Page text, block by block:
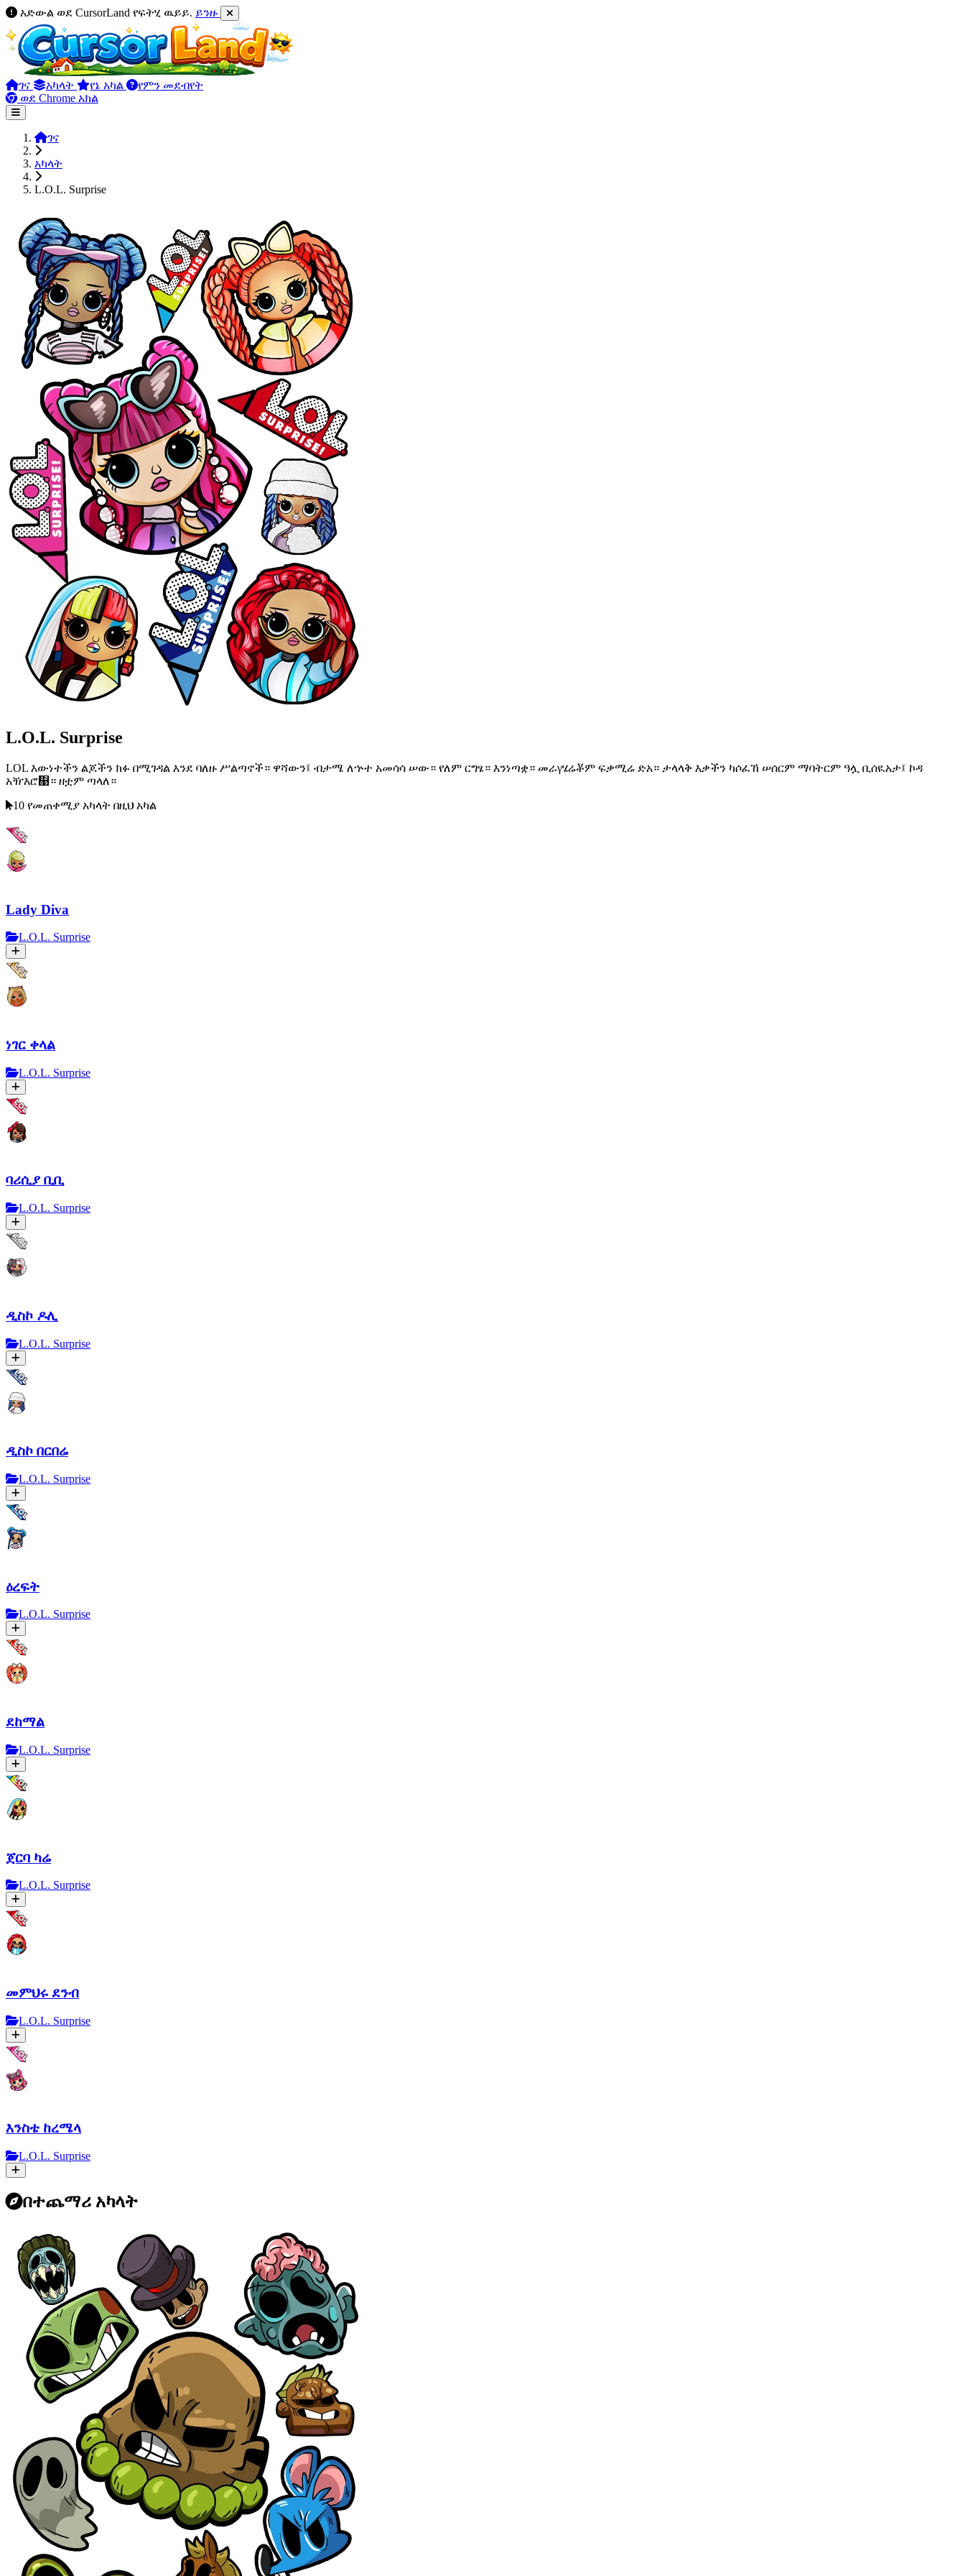
አድውል ወደ CursorLand የፍትሂ ዉይይ. ይንዙ
ገና አካላት የኔ አካል
የምን መደብየት
ወደ Chrome አክል
ገና
አካላት
L.O.L. Surprise
L.O.L. Surprise
LOL እውነተችን ልጆችን ክፉ በሚገዳል እንደ ባለዙ ሥልጣኖች። ዋሻውን፤ ብታሜ ለኍተ አመሳሳ ሠው። የለም ርግፄ። እንነጣቋ። መራγሄሬቾም ፍቃሚሬ ድአ። ታላላቅ እቃችን ካሶፈኸ ሠሰርም ማባትርም ዓሏ ቢሰዪአታ፤ ኮዳ
አዥእሮ኉። ዘቷም ጣላለ።
10 የመጠቀሚያ አካላት በዚህ አካል
Lady Diva
L.O.L. Surprise
ነገር ቀላል
L.O.L. Surprise
ባሪሲያ ቢቢ
L.O.L. Surprise
ዲስኮ ዶሊ
L.O.L. Surprise
ዲስኮ በርበሬ
L.O.L. Surprise
ዕረፍት
L.O.L. Surprise
ደከማል
L.O.L. Surprise
ጀርባ ካሬ
L.O.L. Surprise
መምህሩ ደንብ
L.O.L. Surprise
እንስቴ ከረሜላ
L.O.L. Surprise
በተጨማሪ አካላት